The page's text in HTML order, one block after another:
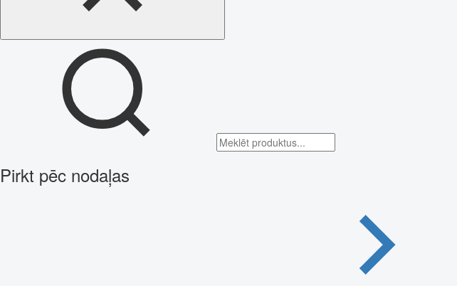
Pirkt pēc nodaļas